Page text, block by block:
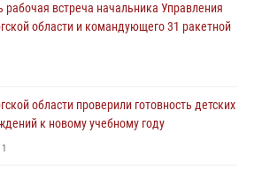
ОМОН «Кобра» Росгвардии в Оренбурге
объектам
рабочая встреча начальника Управления
области и командующего 31 ракетной
области проверили готовность детских
к новому учебному году
1